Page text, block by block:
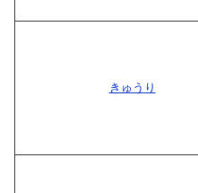
きゅうり